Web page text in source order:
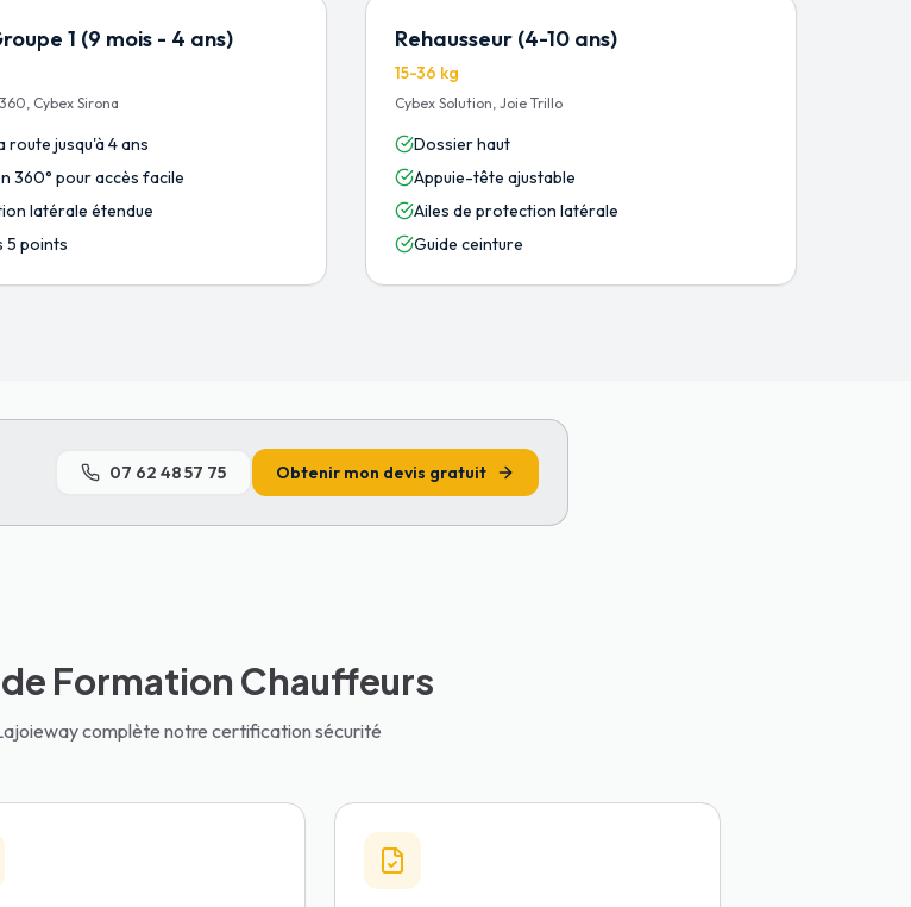
1 (9 mois - 4 ans)
Cybex Sirona
route jusqu'à 4 ans
360° pour accès facile
latérale étendue
5 points
Rehausseur (4-10 ans)
15-36 kg
Cybex Solution, Joie Trillo
Dossier haut
Appuie-tête ajustable
Ailes de protection latérale
Guide ceinture
07 62 48 57 75 Obtenir mon devis gratuit
Formation Chauffeurs
complète notre certification sécurité